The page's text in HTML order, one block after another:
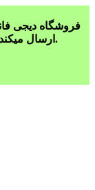
فروشگاه دیجی
ارسال میکند با خیال راحت سفارش خود را ثبت کنید.